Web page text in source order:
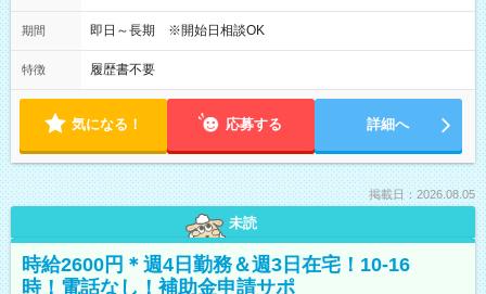
期間 即日～長期 ※開始日相談OK
特徴 履歴書不要
気になる！ 応募する 詳細へ
掲載日：2026.08.05
未読
時給2600円＊週4日勤務＆週3日在宅！10-16
時！電話なし！補助金申請サポ